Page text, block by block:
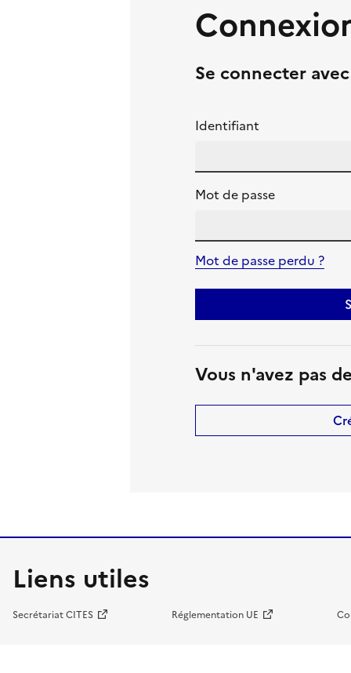
Se connecter
Identifiant
Mot de passe
Mot de passe perdu ?
Vous n'avez pas
Liens utiles
Secrétariat CITES Réglementation UE